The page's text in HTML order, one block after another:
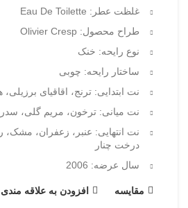
غلظت عطر: Eau De Toilette
طراح محصول: Olivier Cresp
نوع رایحه: خنک
ساختار رایحه: چوبی
نت ابتدایی: ترنج، اقاقیای برزیلی،
نت میانی: ترخون، مریم گلی،
نت انتهایی: عنبر، زعفران، مشک،
درخت چنار
سال عرضه: 2006
مقایسه افزودن به علاقه مندی